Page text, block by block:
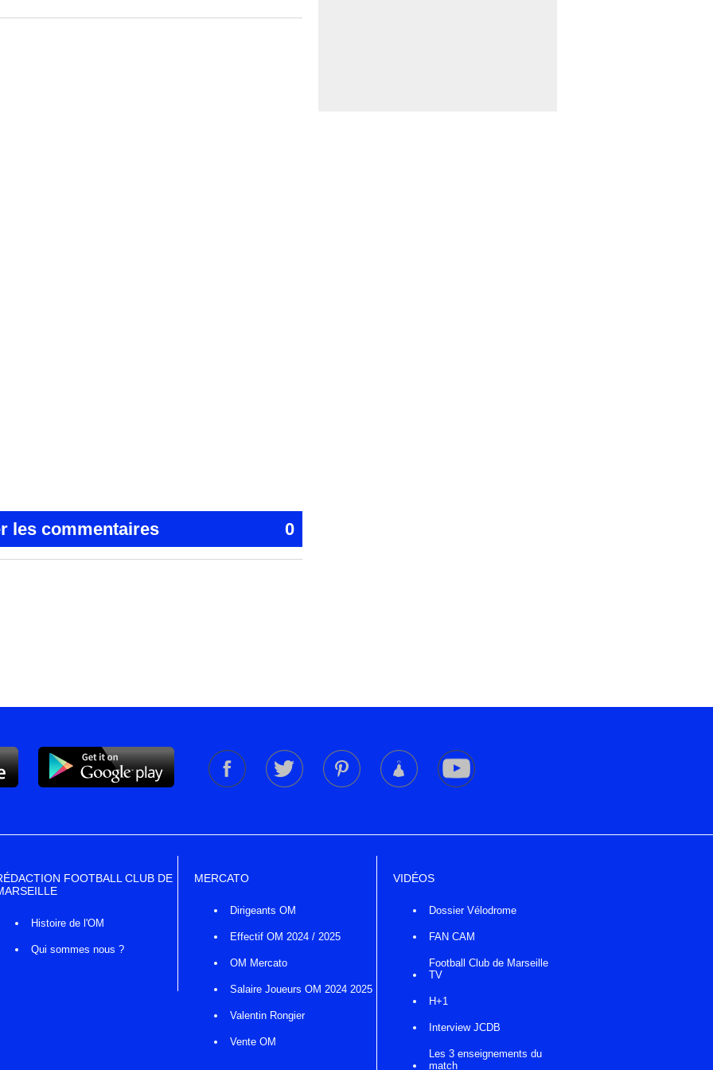
les commentaires 0
FOOTBALL CLUB DE
Histoire de l'OM
Qui sommes nous ?
MERCATO
Dirigeants OM
Effectif OM 2024 / 2025
OM Mercato
Salaire Joueurs OM 2024 2025
Valentin Rongier
Vente OM
VIDÉOS
Dossier Vélodrome
FAN CAM
Football Club de Marseille
TV
H+1
Interview JCDB
Les 3 enseignements du
match